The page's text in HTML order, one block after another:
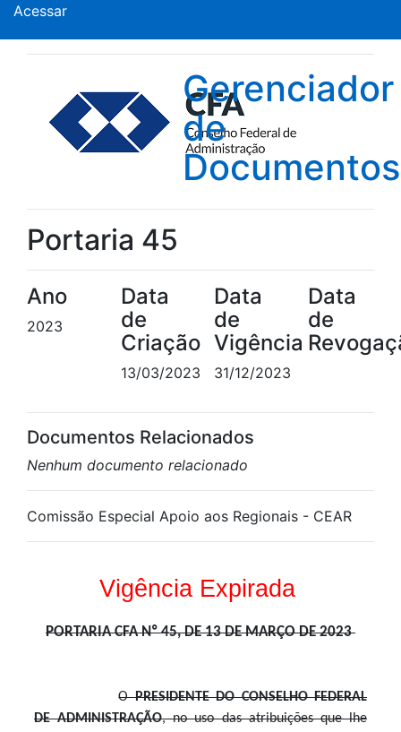
Acessar
Gerenciador
de
Documentos
Portaria 45
Ano
2023
Data
de
Criação
13/03/2023
Data
de
Vigência
31/12/2023
Data
de
Documentos Relacionados
Nenhum documento relacionado
Comissão Especial Apoio aos Regionais - CEAR
Vigência Expirada
PORTARIA CFA Nº 45, DE 13 DE MARÇO DE 2023
OPRESIDENTE DO CONSELHO FEDERAL
DE ADMINISTRAÇÃO, no uso das atribuições que lhe